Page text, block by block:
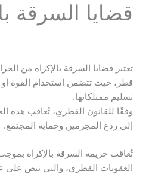
قضايا السرقة
تعتبر قضايا السرقة بالإكراه من
قطر، حيث تتضمن استخدام القوة أو
تسليم ممتلكاتها.
وفقًا للقانون القطري، تُعاقب هذه
إلى ردع المجرمين وحماية المجتمع.
العقوبات القطري، والتي تنص على